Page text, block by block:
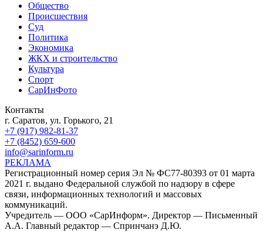
Общество
Происшествия
Суд
Политика
Экономика
ЖКХ и строительство
Культура
Спорт
СарИнФото
Контакты
г. Саратов, ул. Горького, 21
+7 (917) 982-81-37
+7 (8452) 659-600
info@sarinform.ru
РЕКЛАМА
Регистрационный номер серия Эл № ФС77-80393 от 01 марта
2021 г. выдано Федеральной службой по надзору в сфере
связи, информационных технологий и массовых
коммуникаций.
Учредитель — ООО «СарИнформ». Директор — Письменный
А.А. Главный редактор — Спринчанэ Д.Ю.